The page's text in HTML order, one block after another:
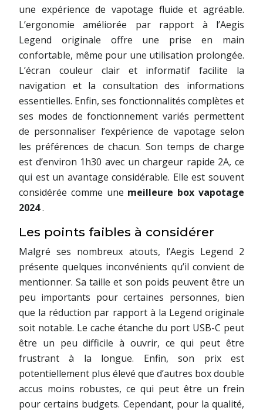
une expérience de vapotage fluide et agréable.
L’ergonomie améliorée par rapport à l’Aegis
Legend originale offre une prise en main
confortable, même pour une utilisation prolongée.
L’écran couleur clair et informatif facilite la
navigation et la consultation des informations
essentielles. Enfin, ses fonctionnalités complètes et
ses modes de fonctionnement variés permettent
de personnaliser l’expérience de vapotage selon
les préférences de chacun. Son temps de charge
est d’environ 1h30 avec un chargeur rapide 2A, ce
qui est un avantage considérable. Elle est souvent
considérée comme une meilleure box vapotage
2024.
Les points faibles à considérer
Malgré ses nombreux atouts, l’Aegis Legend 2
présente quelques inconvénients qu’il convient de
mentionner. Sa taille et son poids peuvent être un
peu importants pour certaines personnes, bien
que la réduction par rapport à la Legend originale
soit notable. Le cache étanche du port USB-C peut
être un peu difficile à ouvrir, ce qui peut être
frustrant à la longue. Enfin, son prix est
potentiellement plus élevé que d’autres box double
accus moins robustes, ce qui peut être un frein
pour certains budgets. Cependant, pour la qualité,